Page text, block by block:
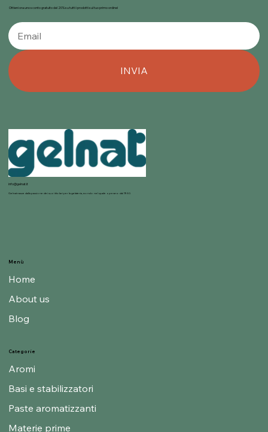
Ottieni ora uno sconto gratuito del 20% su tutti i prodotti sul tuo primo ordine!
INVIA
info@gelnat.it
Gelnat nasce dalla passione dei suoi titolari per la gelateria, mondo nel quale operano dal 1950.
Categorie
Aromi
Basi e stabilizzatori
Paste aromatizzanti
Materie prime
Menù
Home
About us
Blog